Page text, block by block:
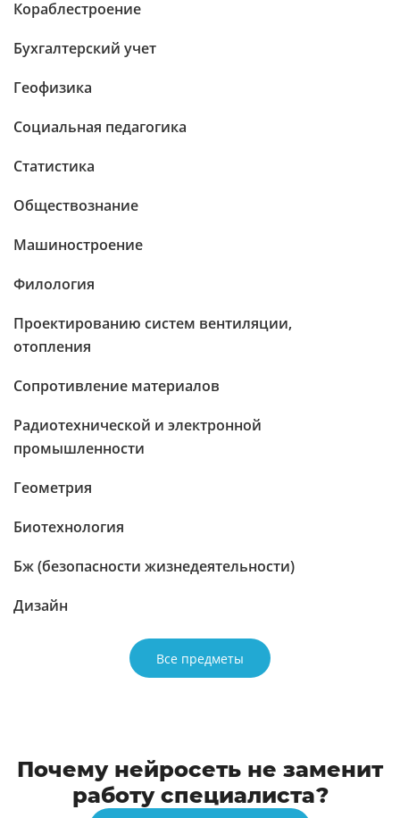
Кораблестроение
Бухгалтерский учет
Геофизика
Социальная педагогика
Статистика
Обществознание
Машиностроение
Филология
Проектированию систем вентиляции,
отопления
Сопротивление материалов
Радиотехнической и электронной
промышленности
Геометрия
Биотехнология
Бж (безопасности жизнедеятельности)
Дизайн
Все предметы
Почему нейросеть не заменит
работу специалиста?